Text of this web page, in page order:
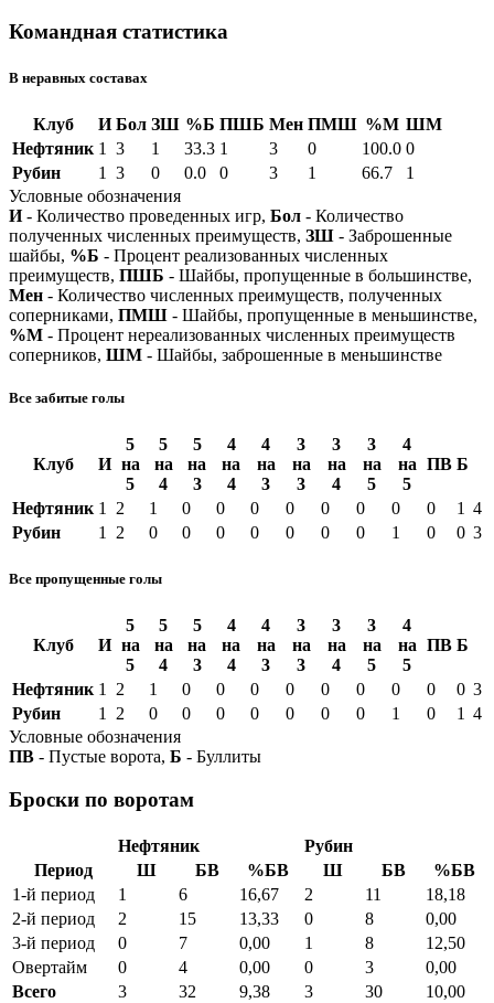
Командная статистика
В неравных составах
Клуб И Бол ЗШ %Б ПШБ Мен ПМШ %М ШМ
Нефтяник 1 3 1 33.3 1 3 0 100.0 0
Рубин
1 3 0 0.0 0 3 1 66.7
1
Условные обозначения
И- Количество проведенных игр, Бол - Количество
полученных численных преимуществ, ЗШ - Заброшенные
шайбы, %Б - Процент реализованных численных
преимуществ, ПШБ - Шайбы, пропущенные в большинстве,
Мен - Количество численных преимуществ, полученных
соперниками, ПМШ - Шайбы, пропущенные в меньшинстве,
%М - Процент нереализованных численных преимуществ
соперников, ШМ - Шайбы, заброшенные в меньшинстве
Все забитые голы
Клуб И
5
на
5
5
на
4
5
на
3
4
на
4
4
на
3
3
на
3
3
на
4
3
на
5
4
на
5
ПВ Б
Нефтяник 1 2 1 0 0 0 0 0 0 0 0 1 4
Рубин
1 2 0 0 0 0 0 0 0 1 0 0 3
Все пропущенные голы
Клуб И
5
на
5
5
на
4
5
на
3
4
на
4
4
на
3
3
на
3
3
на
4
3
на
5
4
на
5
ПВ Б
Нефтяник 1 2 1 0 0 0 0 0 0 0 0 0 3
Рубин
1 2 0 0 0 0 0 0 0 1 0 1 4
Условные обозначения
ПВ - Пустые ворота, Б - Буллиты
Броски по воротам
Нефтяник
Рубин
Период
Ш БВ %БВ Ш БВ
%БВ
1-й период
1 6 16,67 2 11
18,18
2-й период
2 15 13,33 0 8
0,00
3-й период
0 7 0,00 1 8
12,50
Овертайм
0 4 0,00 0 3
0,00
Всего
3 32 9,38 3 30
10,00